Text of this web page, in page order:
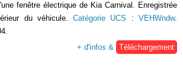
fenêtre électrique de Kia Carnival. Enregistrée
du véhicule.Catégorie UCS :VEHWndw.
+ d'infos &
Téléchargement